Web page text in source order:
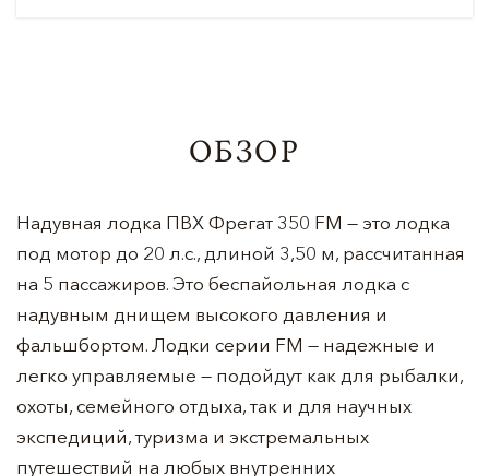
ОБЗОР
Надувная лодка ПВХ Фрегат 350 FM — это лодка
под мотор до 20 л.с., длиной 3,50 м, рассчитанная
на 5 пассажиров. Это беспайольная лодка с
надувным днищем высокого давления и
фальшбортом. Лодки серии FM — надежные и
легко управляемые — подойдут как для рыбалки,
охоты, семейного отдыха, так и для научных
экспедиций, туризма и экстремальных
путешествий на любых внутренних